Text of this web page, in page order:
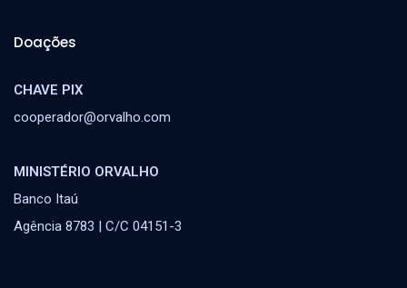
Doações
CHAVE PIX
cooperador@orvalho.com
MINISTÉRIO ORVALHO
Banco Itaú
Agência 8783 | C/C 04151-3